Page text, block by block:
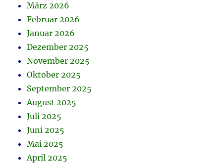
März 2026
Februar 2026
Januar 2026
Dezember 2025
November 2025
Oktober 2025
September 2025
August 2025
Juli 2025
Juni 2025
Mai 2025
April 2025